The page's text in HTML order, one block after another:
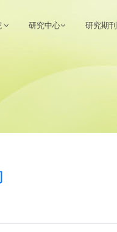
研究中心 研究期刊